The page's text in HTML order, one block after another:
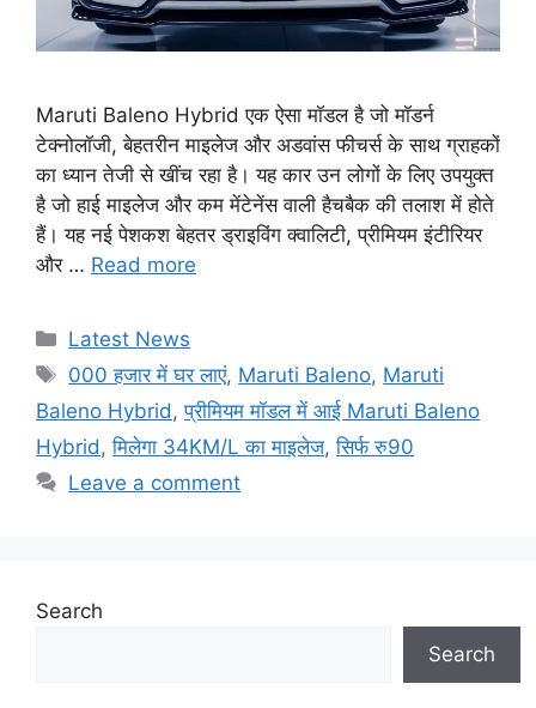
Maruti Baleno Hybrid एक ऐसा मॉडल है जो मॉडर्न
टेक्नोलॉजी, बेहतरीन माइलेज और अडवांस फीचर्स के साथ ग्राहकों
का ध्यान तेजी से खींच रहा है। यह कार उन लोगों के लिए उपयुक्त
है जो हाई माइलेज और कम मेंटेनेंस वाली हैचबैक की तलाश में होते
हैं। यह नई पेशकश बेहतर ड्राइविंग क्वालिटी, प्रीमियम इंटीरियर
और … Read more
Categories
Latest News
Tags
000 हजार में घर लाएं, Maruti Baleno, Maruti
Baleno Hybrid ,प्रीमियम मॉडल में आई Maruti Baleno
Hybrid ,मिलेगा 34KM/L का माइलेज,सिर्फ रु90
Leave a comment
Search
Search